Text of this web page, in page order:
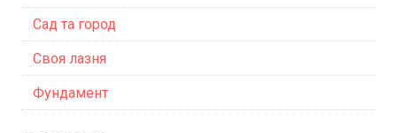
Сад та город
Своя лазня
Фундамент